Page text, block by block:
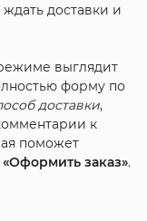
доставки и
выглядит
форму по
доставки,
к
поможет
«Оформить заказ».